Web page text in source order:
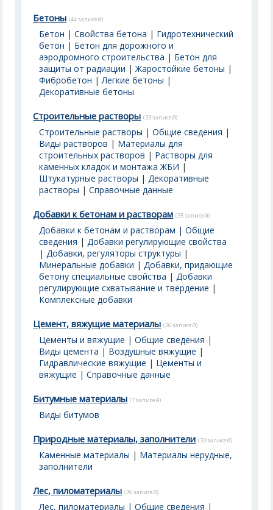
Бетоны (44 записей)
Бетон |Свойства бетона | Гидротехнический
бетон | Бетон для дорожного и
аэродромного строительства | Бетон для
защиты от радиации |Жаростойкие бетоны |
Фибробетон |Легкие бетоны |
Декоративные бетоны
Строительные растворы (33 записей)
Строительные растворы | Общие сведения |
Виды растворов | Материалы для
строительных растворов | Растворы для
каменных кладок и монтажа ЖБИ |
Штукатурные растворы |Декоративные
растворы |Справочные данные
Добавки к бетонам и растворам (35 записей)
Добавки к бетонам и растворам | Общие
сведения |Добавки регулирующие свойства
|Добавки, регуляторы структуры |
Минеральные добавки |Добавки, придающие
бетону специальные свойства |Добавки
регулирующие схватывание и твердение |
Комплексные добавки
Цемент, вяжущие материалы (26 записей)
Цементы и вяжущие | Общие сведения |
Виды цемента | Воздушные вяжущие |
Гидравлические вяжущие | Цементы и
вяжущие | Справочные данные
Битумные материалы (7 записей)
Виды битумов
Природные материалы, заполнители (33 записей)
Каменные материалы | Материалы нерудные,
заполнители
Лес, пиломатериалы (76 записей)
Лес, пиломатериалы | Общие сведения |